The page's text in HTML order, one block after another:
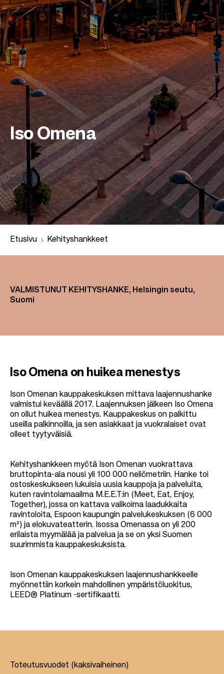
Iso Omena
u
r
p
k
u
Etusivu Kehityshankkeet
VALMISTUNUT KEHITYSHANKE, Helsingin seutu,
Suomi
Iso Omena on huikea menestys
Ison Omenan kauppakeskuksen mittava laajennushanke
valmistui keväällä 2017. Laajennuksen jälkeen Iso Omena
on ollut huikea menestys. Kauppakeskus on palkittu
useilla palkinnoilla, ja sen asiakkaat ja vuokralaiset ovat
olleet tyytyväisiä.
Kehityshankkeen myötä Ison Omenan vuokrattava
bruttopinta-ala nousi yli 100 000 neliömetriin. Hanke toi
ostoskeskukseen lukuisia uusia kauppoja ja palveluita,
kuten ravintolamaailma M.E.E.T:in (Meet, Eat, Enjoy,
Together), jossa on kattava valikoima laadukkaita
ravintoloita, Espoon kaupungin palvelukeskuksen (6 000
m²) ja elokuvateatterin. Isossa Omenassa on yli 200
erilaista myymälää ja palvelua ja se on yksi Suomen
suurimmista kauppakeskuksista.
Ison Omenan kauppakeskuksen laajennushankkeelle
myönnettiin korkein mahdollinen ympäristöluokitus,
LEED® Platinum -sertifikaatti.
Toteutusvuodet (kaksivaiheinen)